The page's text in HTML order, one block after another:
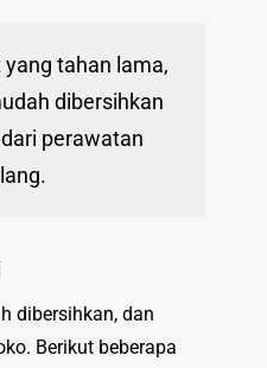
yang tahan lama,
dibersihkan
perawatan
dibersihkan, dan
Berikut beberapa